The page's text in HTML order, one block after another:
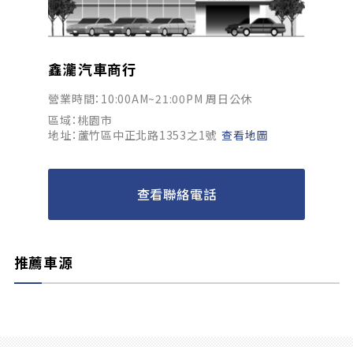
鑫瀧汽車商行
營業時間：10:00AM~21:00PM 周日公休
區域：桃園市
地址：蘆竹區中正北路1353之1號 查看地圖
查看聯絡電話
推薦車源